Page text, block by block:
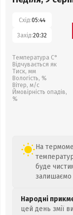
Схід:05:44
Захід:20:32
Температура С°
Відчувається як
Тиск, мм
Вологість, %
Вітер, м/с
Ймовірність опадів,
%
На
буде
залишаємо
Народні
цей день змії